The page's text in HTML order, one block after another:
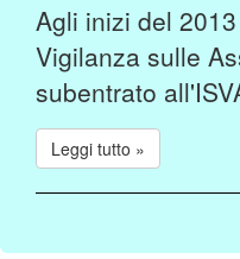
Agli inizi del
Vigilanza sulle
subentrato
Leggi tutto »